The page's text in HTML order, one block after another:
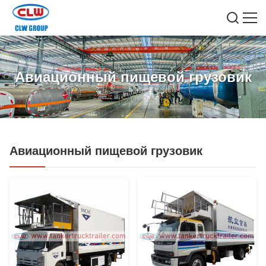
Авиационный пищевой грузовик
Авиационный пищевой грузовик